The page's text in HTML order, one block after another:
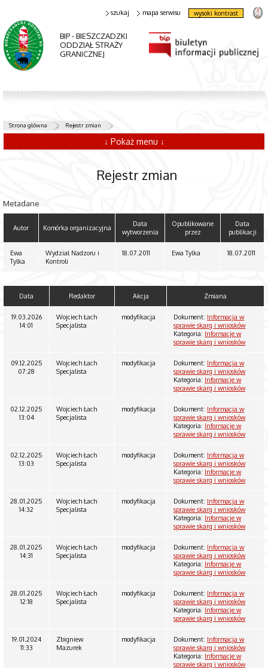
BIP - BIESZCZADZKI
ODDZIAŁ STRAŻY
GRANICZNEJ
szukaj mapa serwisu wysoki kontrast
Strona główna Rejestr zmian
↓ Pokaż menu ↓
Rejestr zmian
Metadane
Autor Komórka organizacyjna
Data
wytworzenia
Opublikowane
przez
Data
publikacji
Ewa
Tylka
Wydział Nadzoru i
Kontroli
18.07.2011 Ewa Tylka 18.07.2011
Data Redaktor Akcja Zmiana
19.03.2026
14:01
Wojciech Łach
Specjalista
modyfikacja Dokument: Informacja w
sprawie skarg i wniosków
Kategoria: Informacje w
sprawie skarg i wniosków
09.12.2025
07:28
Wojciech Łach
Specjalista
modyfikacja Dokument: Informacja w
sprawie skarg i wniosków
Kategoria: Informacje w
sprawie skarg i wniosków
02.12.2025
13:04
Wojciech Łach
Specjalista
modyfikacja Dokument: Informacja w
sprawie skarg i wniosków
Kategoria: Informacje w
sprawie skarg i wniosków
02.12.2025
13:03
Wojciech Łach
Specjalista
modyfikacja Dokument: Informacja w
sprawie skarg i wniosków
Kategoria: Informacje w
sprawie skarg i wniosków
28.01.2025
14:32
Wojciech Łach
Specjalista
modyfikacja Dokument: Informacja w
sprawie skarg i wniosków
Kategoria: Informacje w
sprawie skarg i wniosków
28.01.2025
14:31
Wojciech Łach
Specjalista
modyfikacja Dokument: Informacja w
sprawie skarg i wniosków
Kategoria: Informacje w
sprawie skarg i wniosków
28.01.2025
12:18
Wojciech Łach
Specjalista
modyfikacja Dokument: Informacja w
sprawie skarg i wniosków
Kategoria: Informacje w
sprawie skarg i wniosków
19.01.2024
11:33
Zbigniew
Mazurek
modyfikacja Dokument: Informacja w
sprawie skarg i wniosków
Kategoria: Informacje w
sprawie skarg i wniosków